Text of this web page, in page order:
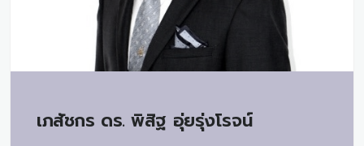
เภสัชกร ดร. พิสิฐ อุ่ยรุ่งโรจน์